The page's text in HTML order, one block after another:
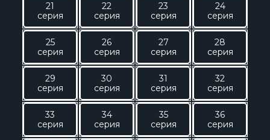
21
серия
22
серия
23
серия
24
серия
25
серия
26
серия
27
серия
28
серия
29
серия
30
серия
31
серия
32
серия
33
серия
34
серия
35
серия
36
серия